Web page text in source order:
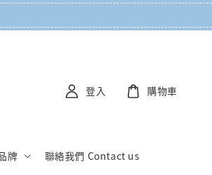
牌 聯絡我們 Contact us
登入 購物車